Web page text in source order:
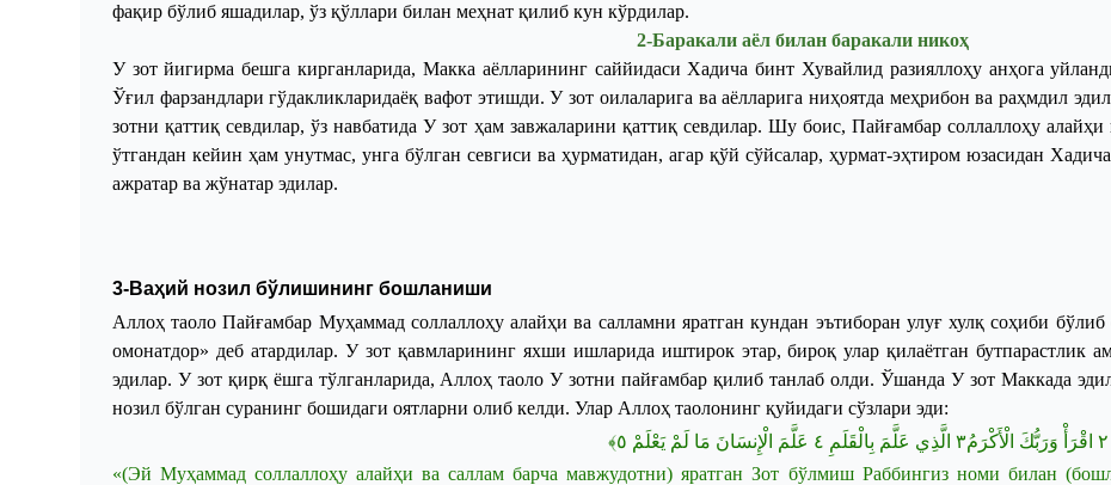
фақир бўлиб яшадилар, ўз қўллари билан меҳнат қилиб кун кўрдилар.
2-Баракали аёл билан баракали никоҳ
У зот йигирма бешга кирганларида, Макка аёлларининг саййидаси Хадича бинт Хувайлид разияллоҳу анҳога
Ўғил фарзандлари гўдакликларидаёқ вафот этишди.У зот оилаларига ва аёлларига ниҳоятда меҳрибон ва раҳмдил
зотни қаттиқ севдилар, ўз навбатидаУзот ҳам завжаларини қаттиқ севдилар. Шу боис, Пайғамбар соллаллоҳу
ўтгандан кейин ҳам унутмас, унга бўлган севгиси ва ҳурматидан, агар қўй сўйсалар, ҳурмат-эҳтиром юзасидан
ажратар ва жўнатар эдилар.
3-Ваҳий нозил бўлишининг бошланиши
Аллоҳ таоло Пайғамбар Муҳаммад соллаллоҳу алайҳи ва салламни яратган кундан эътиборан улуғ хулқ соҳиби
омонатдор» деб атардилар. У зот қавмларининг яхши ишларида иштирок этар, бироқ улар қилаётган бутпарастлик
эдилар. У зот қирқ ёшга тўлганларида, Аллоҳ таолоУзотни пайғамбар қилиб танлаб олди. Ўшанда Узот Маккада
нозил бўлган суранинг бошидаги оятларни олиб келди. Улар Аллоҳ таолонинг қуйидаги сўзлари эди:
٢اقْرَأْ وَرَبُّكَ الْأَكْرَمُ٣الَّذِي عَلَّمَ بِالْقَلَمِ ٤ عَلَّمَ الْإِنسَانَ مَا لَمْ يَعْلَمْ ٥﴾
«(Эй Муҳаммад соллаллоҳу алайҳи ва саллам барча мавжудотни) яратган Зот бўлмиш Раббингиз номи билан